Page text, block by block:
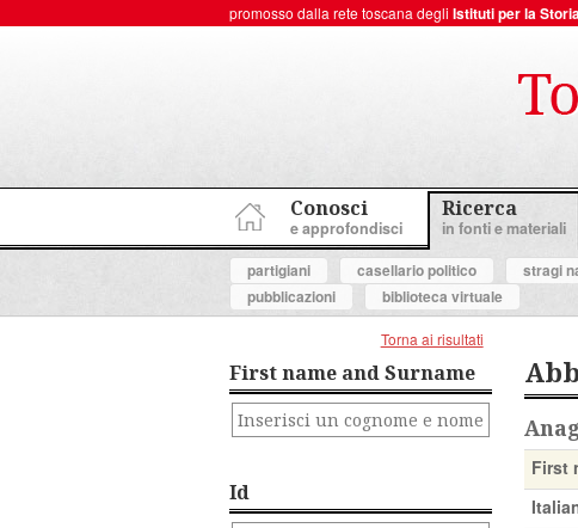
promosso dalla rete toscana degli Istituti per la
Conosci
e approfondisci
Ricerca
in fonti e materiali
partigiani
casellario politico stragi
pubblicazioni
biblioteca virtuale
First name and Surname
Id
Torna ai risultati
First